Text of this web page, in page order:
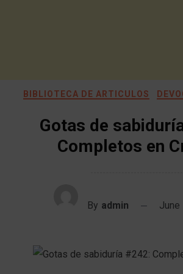
BIBLIOTECA DE ARTICULOS
Gotas de
Completos en
By admin June